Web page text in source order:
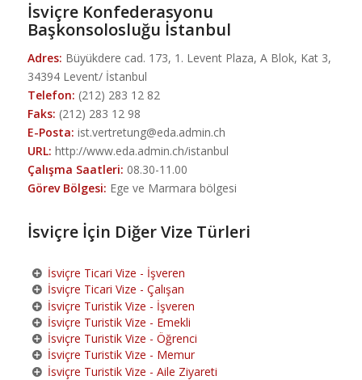
İsviçre Konfederasyonu
Başkonsolosluğu İstanbul
Adres: Büyükdere cad. 173, 1. Levent Plaza, A Blok, Kat 3,
34394 Levent/ İstanbul
Telefon: (212) 283 12 82
Faks: (212) 283 12 98
E-Posta: ist.vertretung@eda.admin.ch
URL: http://www.eda.admin.ch/istanbul
Çalışma Saatleri: 08.30-11.00
Görev Bölgesi: Ege ve Marmara bölgesi
İsviçre İçin Diğer Vize Türleri
İsviçre Ticari Vize - İşveren
İsviçre Ticari Vize - Çalışan
İsviçre Turistik Vize - İşveren
İsviçre Turistik Vize - Emekli
İsviçre Turistik Vize - Öğrenci
İsviçre Turistik Vize - Memur
İsviçre Turistik Vize - Aile Ziyareti